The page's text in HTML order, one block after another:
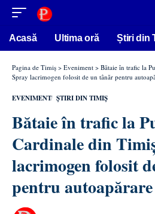
conținut
Acasă Ultima oră Știri din
Pagina de Timiș > Eveniment > Bătaie în trafic la
Spray lacrimogen folosit de un tânăr pentru
EVENIMENT ȘTIRI DIN TIMIȘ
Bătaie în trafic la
Cardinale din
lacrimogen folosit
pentru autoapărare